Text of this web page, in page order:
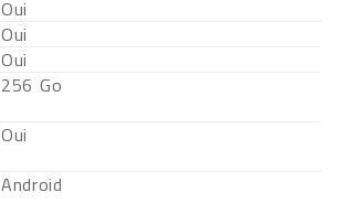
Oui
Oui
Oui
256 Go
Oui
Android